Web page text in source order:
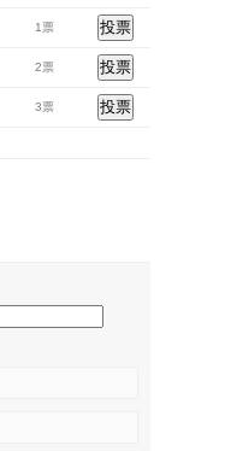
1票
2票
3票